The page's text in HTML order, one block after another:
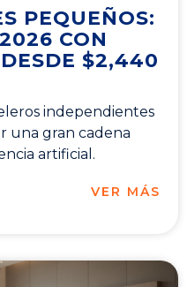
PEQUEÑOS:
CON
$2,440
independientes
una gran cadena
artificial.
VER MÁS